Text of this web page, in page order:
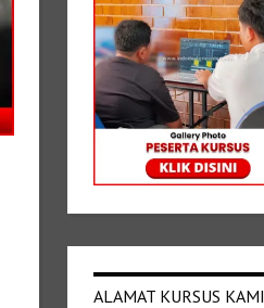
ALAMAT KURSUS KAMI